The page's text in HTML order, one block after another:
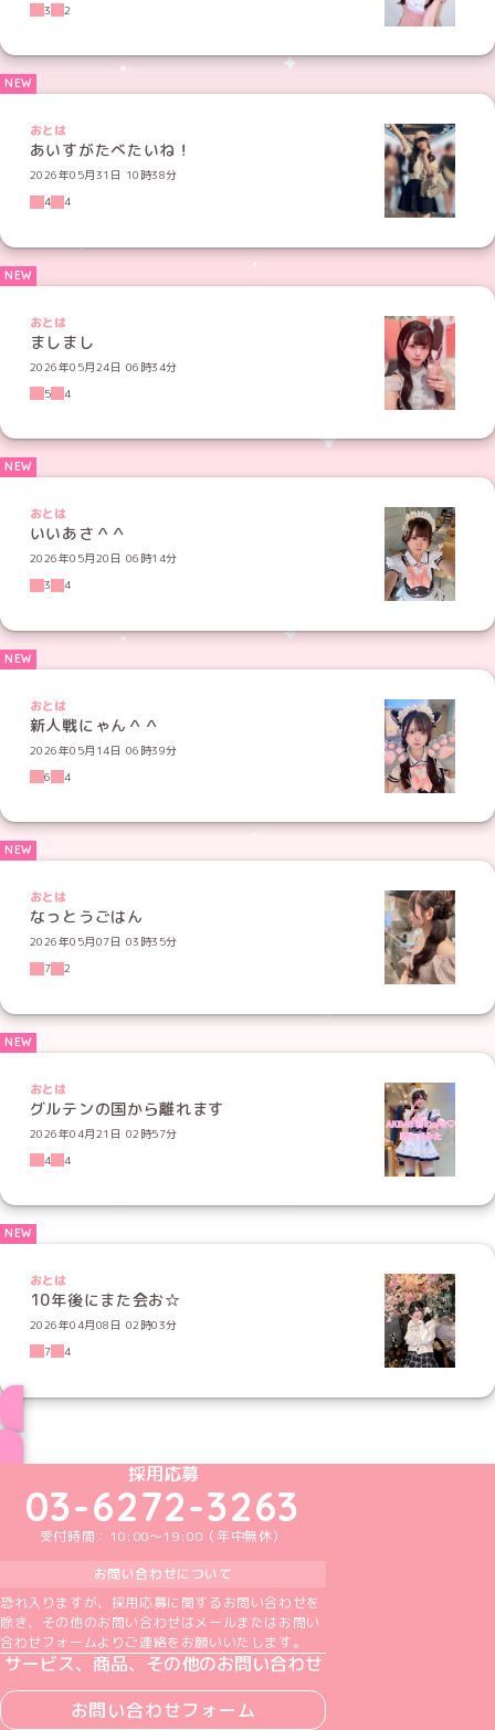
3
2
おとは
あいすがたべたいね！
2026年05月31日 10時38分
4
4
おとは
ましまし
2026年05月24日 06時34分
5
4
おとは
いいあさ＾＾
2026年05月20日 06時14分
3
4
おとは
新人戦にゃん＾＾
2026年05月14日 06時39分
6
4
おとは
なっとうごはん
2026年05月07日 03時35分
7
2
おとは
グルテンの国から離れます
2026年04月21日 02時57分
4
4
おとは
10年後にまた会お☆
2026年04月08日 02時03分
7
4
めいどりーみんTikTok公式アカウント
めいどりーみんX公式アカウント
めいどりーみんInstagram公式アカウント
めいどりーみんFacebook公式アカウン
めいどりーみんYouTube公式アカ
採用応募
03-6272-3263
受付時間：10:00～19:00（年中無休）
お問い合わせについて
恐れ入りますが、採用応募に関するお問い合わせを
除き、その他のお問い合わせはメールまたはお問い
合わせフォームよりご連絡をお願いいたします。
サービス、商品、その他のお問い合わせ
お問い合わせフォーム